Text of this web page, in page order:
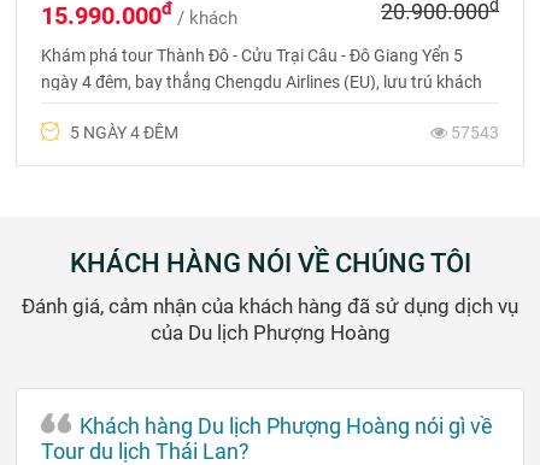
15.990.000đ / khách 20.900.000đ
Khám phá tour Thành Đô - Cửu Trại Câu - Đô Giang Yển 5
ngày 4 đêm, bay thẳng Chengdu Airlines (EU), lưu trú khách
5 NGÀY 4 ĐÊM
57543
KHÁCH HÀNG NÓI VỀ CHÚNG TÔI
Đánh giá, cảm nhận của khách hàng đã sử dụng dịch vụ
của Du lịch Phượng Hoàng
Khách hàng Du lịch Phượng Hoàng nói gì về
Tour du lịch Thái Lan?